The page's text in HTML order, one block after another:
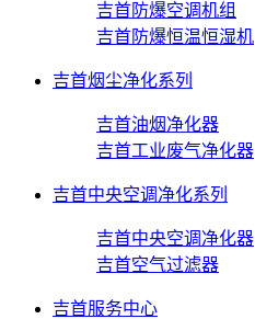
吉首防爆空调机组
吉首防爆恒温恒湿机
吉首烟尘净化系列
吉首油烟净化器
吉首工业废气净化器
吉首中央空调净化系列
吉首中央空调净化器
吉首空气过滤器
吉首服务中心